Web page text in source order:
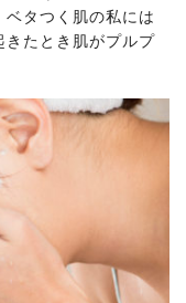
タつく肌の私には
たとき肌がプルプ